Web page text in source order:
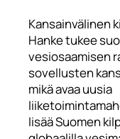
Kansainvälinen
Hanke tukee
vesiosaamisen
sovellusten
mikä avaa uusia
lisää Suomen